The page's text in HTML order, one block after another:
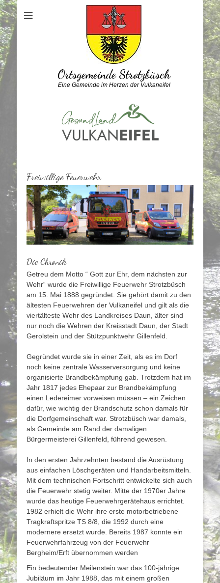
Ortsgemeinde Strotzbüsch
Eine Gemeinde im Herzen der Vulkaneifel
Freiwillige Feuerwehr
Die Chronik
Getreu dem Motto “ Gott zur Ehr, dem nächsten zur
Wehr“ wurde die Freiwillige Feuerwehr Strotzbüsch
am 15. Mai 1888 gegründet. Sie gehört damit zu den
ältesten Feuerwehren der Vulkaneifel und gilt als die
viertälteste Wehr des Landkreises Daun, älter sind
nur noch die Wehren der Kreisstadt Daun, der Stadt
Gerolstein und der Stützpunktwehr Gillenfeld.
Gegründet wurde sie in einer Zeit, als es im Dorf
noch keine zentrale Wasserversorgung und keine
organisierte Brandbekämpfung gab. Trotzdem hat im
Jahr 1817 jedes Ehepaar zur Brandbekämpfung
einen Ledereimer vorweisen müssen – ein Zeichen
dafür, wie wichtig der Brandschutz schon damals für
die Dorfgemeinschaft war. Strotzbüsch war damals,
als Gemeinde am Rand der damaligen
Bürgermeisterei Gillenfeld, führend gewesen.
In den ersten Jahrzehnten bestand die Ausrüstung
aus einfachen Löschgeräten und Handarbeitsmitteln.
Mit dem technischen Fortschritt entwickelte sich auch
die Feuerwehr stetig weiter. Mitte der 1970er Jahre
wurde das heutige Feuerwehrgerätehaus errichtet.
1982 erhielt die Wehr ihre erste motorbetriebene
Tragkraftspritze TS 8/8, die 1992 durch eine
modernere ersetzt wurde. Bereits 1987 konnte ein
Feuerwehrfahrzeug von der Feuerwehr
Bergheim/Erft übernommen werden
Ein bedeutender Meilenstein war das 100-jährige
Jubiläum im Jahr 1988, das mit einem großen